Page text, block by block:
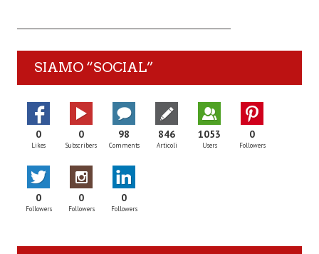
SIAMO “SOCIAL”
0
Likes
0
Subscribers
98
Comments
846
Articoli
1053
Users
0
Followers
0
Followers
0
Followers
0
Followers